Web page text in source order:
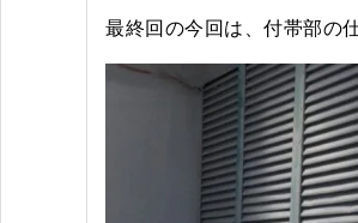
最終回の今回は、付帯部の